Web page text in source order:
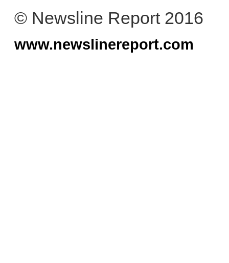
© Newsline Report 2016
www.newslinereport.com